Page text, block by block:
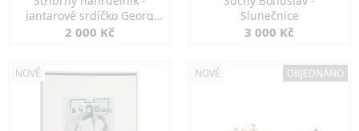
jantarové srdíčko Georg
Kramer
2 000 Kč
Slunečnice
3 000 Kč
NOVÉ NOVÉ OBJEDNÁNO